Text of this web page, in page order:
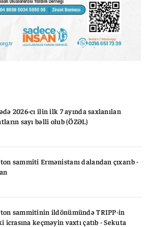
2026-cı ilin ilk 7 ayında saxlanılan
sayı bəlli olub (ÖZƏL)
sammiti Ermənistanı dalandan çıxarıb -
sammitinin ildönümündə TRIPP-in
icrasına keçməyin vaxtı çatıb - Sekuta